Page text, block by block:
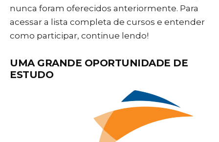
nunca foram oferecidos anteriormente. Para
acessar a lista completa de cursos e entender
como participar, continue lendo!
UMA GRANDE OPORTUNIDADE DE
ESTUDO